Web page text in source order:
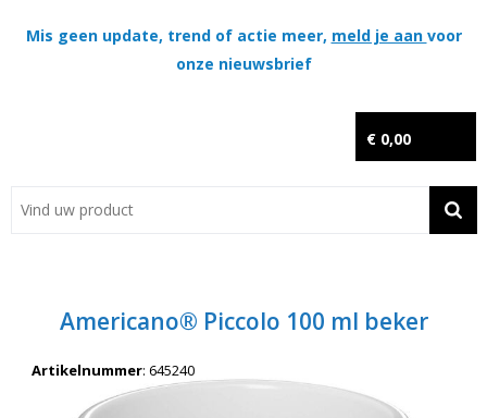
Mis geen update, trend of actie meer, meld je aan voor
onze nieuwsbrief
€ 0,00
Contact
Wil je snel een advies? Bel nu 053-7920045 of 06-55731304
Americano® Piccolo 100 ml beker
Artikelnummer: 645240